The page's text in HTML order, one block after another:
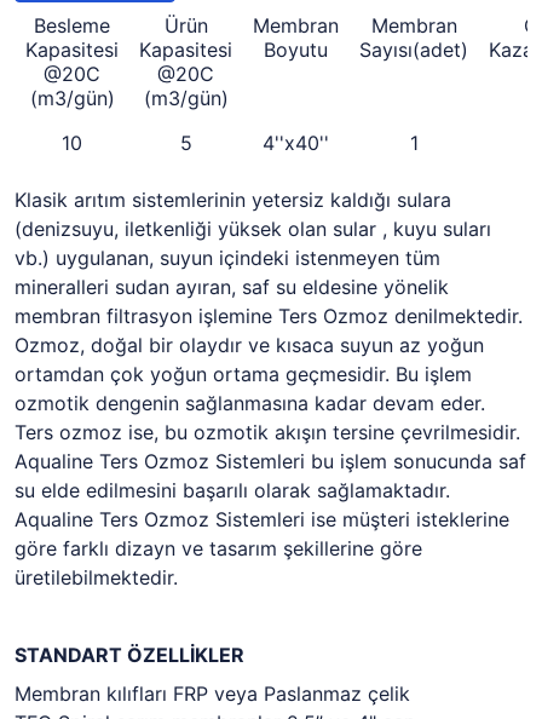
Besleme
Kapasitesi
@20C
(m3/gün)
Ürün
Kapasitesi
@20C
(m3/gün)
Membran
Boyutu
Membran
Sayısı(adet)
10 5 4''x40'' 1
Klasik arıtım sistemlerinin yetersiz kaldığı sulara
(denizsuyu, iletkenliği yüksek olan sular , kuyu suları
vb.) uygulanan, suyun içindeki istenmeyen tüm
mineralleri sudan ayıran, saf su eldesine yönelik
membran filtrasyon işlemine Ters Ozmoz denilmektedir.
Ozmoz, doğal bir olaydır ve kısaca suyun az yoğun
ortamdan çok yoğun ortama geçmesidir. Bu işlem
ozmotik dengenin sağlanmasına kadar devam eder.
Ters ozmoz ise, bu ozmotik akışın tersine çevrilmesidir.
Aqualine Ters Ozmoz Sistemleri bu işlem sonucunda saf
su elde edilmesini başarılı olarak sağlamaktadır.
Aqualine Ters Ozmoz Sistemleri ise müşteri isteklerine
göre farklı dizayn ve tasarım şekillerine göre
üretilebilmektedir.
STANDART ÖZELLİKLER
Membran kılıfları FRP veya Paslanmaz çelik